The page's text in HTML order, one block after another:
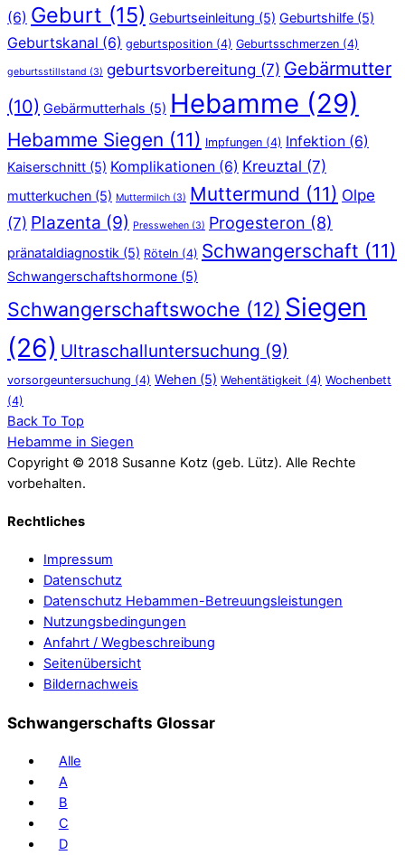
(6) Geburt (15) Geburtseinleitung (5) Geburtshilfe (5)
Geburtskanal (6) geburtsposition (4) Geburtsschmerzen (4)
geburtsstillstand (3) geburtsvorbereitung (7) Gebärmutter
(10) Gebärmutterhals (5) Hebamme (29)
Hebamme Siegen (11) Impfungen (4) Infektion (6)
Kaiserschnitt (5) Komplikationen (6) Kreuztal (7)
mutterkuchen (5) Muttermilch (3) Muttermund (11) Olpe
(7) Plazenta (9) Presswehen (3) Progesteron (8)
pränataldiagnostik (5) Röteln (4) Schwangerschaft (11)
Schwangerschaftshormone (5)
Schwangerschaftswoche (12) Siegen
(26) Ultraschalluntersuchung (9)
vorsorgeuntersuchung (4) Wehen (5) Wehentätigkeit (4) Wochenbett
(4)
Back To Top
Hebamme in Siegen
Copyright © 2018 Susanne Kotz (geb. Lütz). Alle Rechte
vorbehalten.
Rechtliches
Impressum
Datenschutz
Datenschutz Hebammen-Betreuungsleistungen
Nutzungsbedingungen
Anfahrt / Wegbeschreibung
Seitenübersicht
Bildernachweis
Schwangerschafts Glossar
Alle
A
B
C
D